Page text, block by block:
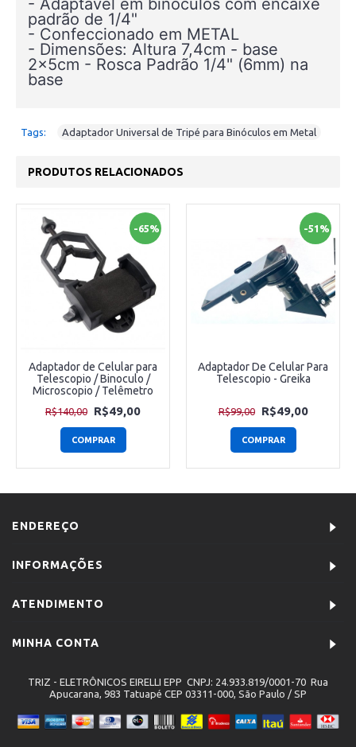
padrão de 1/4"
- Confeccionado em METAL
- Dimensões: Altura 7,4cm - base
2x5cm - Rosca Padrão 1/4" (6mm) na
base
Tags: Adaptador Universal de Tripé para Binóculos em Metal
PRODUTOS RELACIONADOS
-65%
Adaptador de Celular para
Telescopio / Binoculo /
Microscopio / Telêmetro
R$140,00 R$49,00
COMPRAR
-51%
Adaptador De Celular Para
Telescopio - Greika
R$99,00 R$49,00
COMPRAR
ENDEREÇO
INFORMAÇÕES
ATENDIMENTO
MINHA CONTA
TRIZ - ELETRÔNICOS EIRELLI EPP CNPJ: 24.933.819/0001-70 Rua
Apucarana, 983 Tatuapé CEP 03311-000, São Paulo / SP